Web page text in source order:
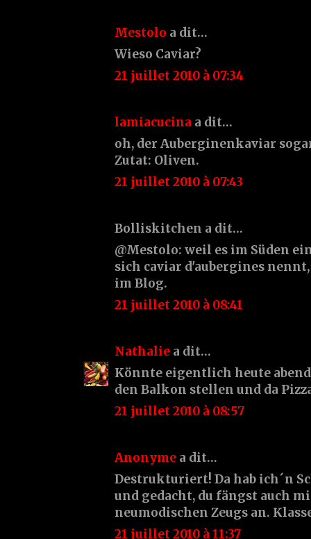
Mestolo a dit…
Wieso Caviar?
21 juillet 2010 à 07:34
lamiacucina a dit…
oh, der Auberginenkaviar
Zutat: Oliven.
21 juillet 2010 à 07:43
Bolliskitchen a dit…
@Mestolo: weil es im Süden
sich caviar d'aubergines
im Blog.
21 juillet 2010 à 08:41
Nathalie a dit…
Könnte eigentlich heute
den Balkon stellen und da
21 juillet 2010 à 08:57
Anonyme a dit…
Destrukturiert! Da hab ich´n
und gedacht, du fängst auch
neumodischen Zeugs an.
21 juillet 2010 à 11:37